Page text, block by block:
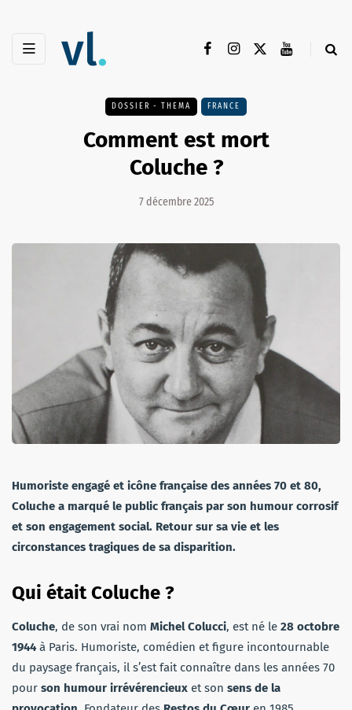
DOSSIER - THEMA FRANCE
Comment est mort
Coluche ?
7 décembre 2025
Humoriste engagé et icône française des années 70 et 80,
Coluche a marqué le public français par son humour corrosif
et son engagement social. Retour sur sa vie et les
circonstances tragiques de sa disparition.
Qui était Coluche ?
Coluche, de son vrai nom Michel Colucci, est né le 28 octobre
1944à Paris. Humoriste, comédien et figure incontournable
du paysage français, il s’est fait connaître dans les années 70
pour son humour irrévérencieux et son sens de la